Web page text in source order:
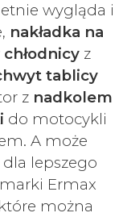
wygląda i
nakładka na
chłodnicy z
tablicy
z nadkolem
do motocykli
A może
dla lepszego
Ermax
które można